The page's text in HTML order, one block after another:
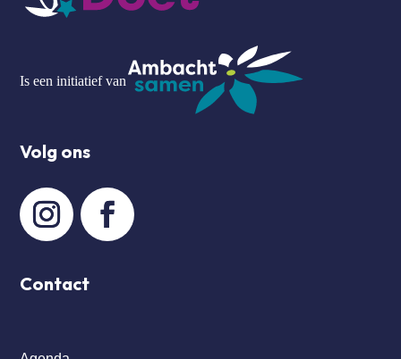
Is een initiatief van
Volg ons
Contact